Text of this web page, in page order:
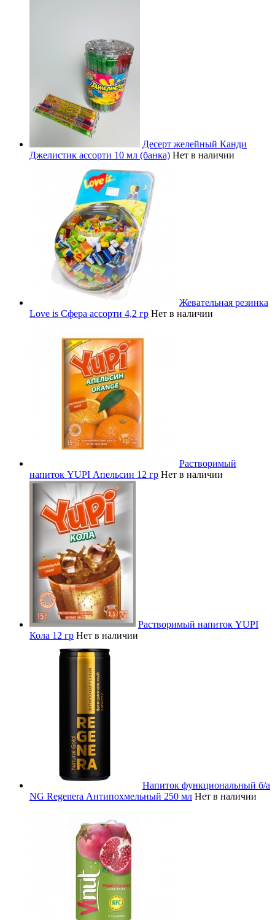
Десерт желейный Канди
Джелистик ассорти 10 мл (банка) Нет в наличии
Жевательная резинка
Love is Сфера ассорти 4,2 гр Нет в наличии
Растворимый
напиток YUPI Апельсин 12 гр Нет в наличии
Растворимый напиток YUPI
Кола 12 гр Нет в наличии
Напиток функциональный б/а
NG Regenera Антипохмельный 250 мл Нет в наличии